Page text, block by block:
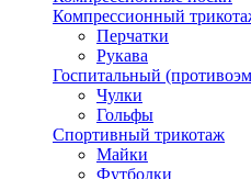
Компрессионный
Перчатки
Рукава
Госпитальный
Чулки
Гольфы
Спортивный трикотаж
Майки
Футболки